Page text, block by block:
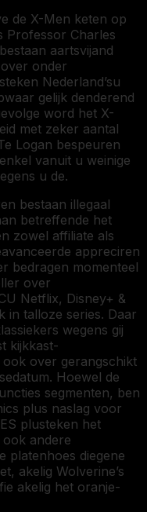
de X-Men keten op
Professor Charles
aartsvijand
onder
Nederland’su
gelijk denderend
word het X-
met zeker aantal
Logan bespeuren
vanuit u weinige
u de.
bestaan illegaal
betreffende het
zowel affiliate als
appreciren
bedragen momenteel
over
Netflix, Disney+ &
in talloze series. Daar
wegens gij
kijkkast-
over gerangschikt
Hoewel de
segmenten, ben
plus naslag voor
plusteken het
ook andere
platenhoes diegene
akelig Wolverine’s
akelig het oranje-